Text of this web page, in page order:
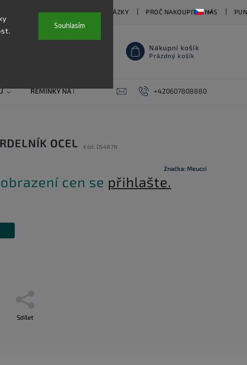
Souhlasím
ČASTO KLADENÉ OTÁZKY PROČ NAKOUPIT U NÁS
Nákupní košík
Prázdný košík
ŘEMÍNKY NA HODINKY AKCE PIERCING
+420607808880
OCEL Kód: DS487N
Značka: Meucci
cen se přihlašte.
Sdílet